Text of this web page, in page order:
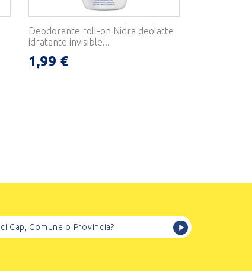
Deodorante roll-on Nidra deolatte
idratante invisible...
1,99 €